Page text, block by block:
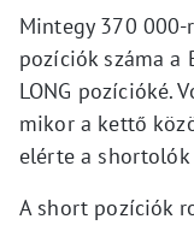
Mintegy 370 000-
pozíciók száma
LONG pozícióké.
mikor a kettő
elérte a shortolók
A short pozíciók